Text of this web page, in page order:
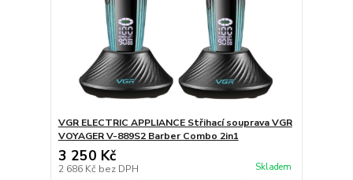
VGR ELECTRIC APPLIANCE Střihací souprava VGR
VOYAGER V-889S2 Barber Combo 2in1
3 250 Kč
2 686 Kč bez DPH Skladem